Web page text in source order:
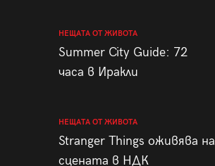
НЕЩАТА ОТ ЖИВОТА
Summer City Guide: 72
часа в Иракли
НЕЩАТА ОТ ЖИВОТА
Stranger Things оживява на
сцената в НДК